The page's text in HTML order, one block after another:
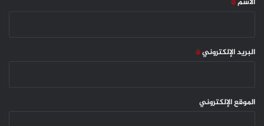
البريد الإلكتروني*
الموقع الإلكتروني